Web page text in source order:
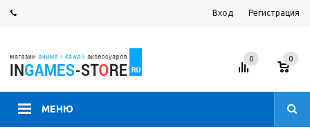
Вход Регистрация
МЕНЮ
0 0